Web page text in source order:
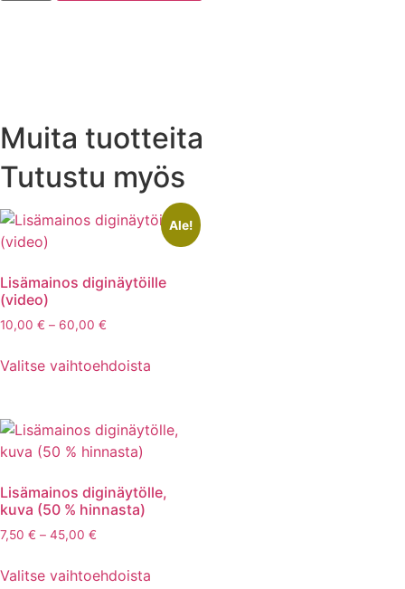
Muita tuotteita
Tutustu myös
Ale!
Lisämainos diginäytöille
(video)
10,00 € – 60,00 €
Valitse vaihtoehdoista
Lisämainos diginäytölle,
kuva (50 % hinnasta)
7,50 € – 45,00 €
Valitse vaihtoehdoista